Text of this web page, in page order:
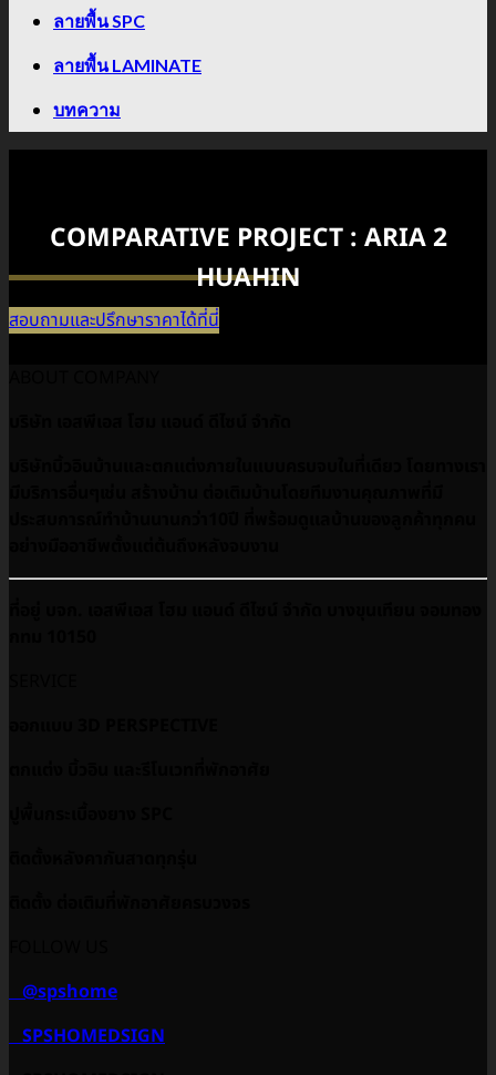
ลายพื้น SPC
ลายพื้น LAMINATE
บทความ
COMPARATIVE PROJECT : ARIA 2
HUAHIN
[bafg id=”10671″]
สอบถามและปรึกษาราคาได้ที่นี่
@spshome
SPSHOMEDSIGN